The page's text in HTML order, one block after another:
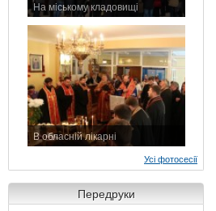
На міському кладовищі
В обласній лікарні
Усі фотосесії
Передруки